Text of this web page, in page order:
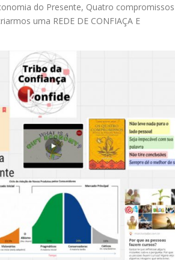
do Presente, Quatro compromissos
uma REDE DE CONFIAÇA E